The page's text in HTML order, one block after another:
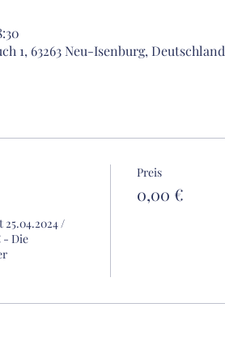
1, 63263 Neu-Isenburg, Deutschland
/
- Die
Preis
0,00 €